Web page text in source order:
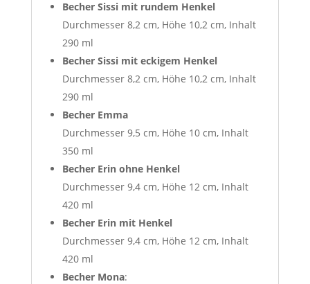
Becher Sissi mit rundem Henkel
Durchmesser 8,2 cm, Höhe 10,2 cm, Inhalt
290 ml
Becher Sissi mit eckigem Henkel
Durchmesser 8,2 cm, Höhe 10,2 cm, Inhalt
290 ml
Becher Emma
Durchmesser 9,5 cm, Höhe 10 cm, Inhalt
350 ml
Becher Erin ohne Henkel
Durchmesser 9,4 cm, Höhe 12 cm, Inhalt
420 ml
Becher Erin mit Henkel
Durchmesser 9,4 cm, Höhe 12 cm, Inhalt
420 ml
Becher Mona: